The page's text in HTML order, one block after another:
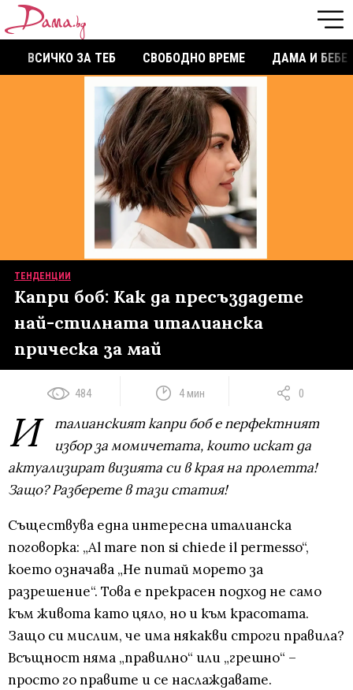
ВСИЧКО ЗА ТЕБ СВОБОДНО ВРЕМЕ ДАМА И БЕБЕ
ТЕНДЕНЦИИ
Капри боб: Как да пресъздадете
най-стилната италианска
прическа за май
484 4 мин 0
И
талианският капри боб е перфектният
избор за момичетата, които искат да
актуализират визията си в края на пролетта!
Защо? Разберете в тази статия!
Съществува една интересна италианска
поговорка: „Al mare non si chiede il permesso“,
което означава „Не питай морето за
разрешение“. Това е прекрасен подход не само
към живота като цяло, но и към красотата.
Защо си мислим, че има някакви строги правила?
Всъщност няма „правилно“ или „грешно“ –
просто го правите и се наслаждавате.